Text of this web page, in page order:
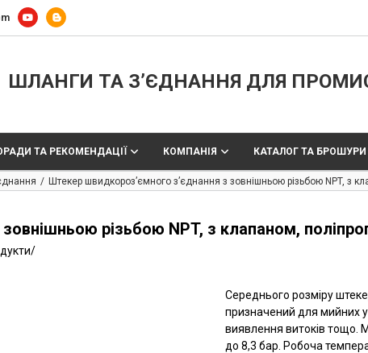
ШЛАНГИ ТА З’ЄДНАННЯ ДЛЯ
ТА РЕКОМЕНДАЦІЇ КОМПАНІЯ КАТАЛОГ ТА БРОШУРИ
Штекер швидкороз’ємного з’єднання з зовнішньою різьбою NPT, з
різьбою NPT, з клапаном,
/
Середнього розміру
призначений для мийних
виявлення витоків тощо.
до 8,3 бар. Робоча